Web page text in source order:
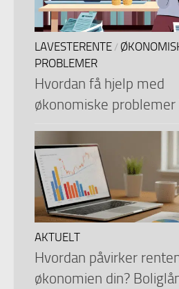
LAVESTERENTE /
PROBLEMER
Hvordan få hjelp med
økonomiske problemer
AKTUELT
Hvordan påvirker
økonomien din?